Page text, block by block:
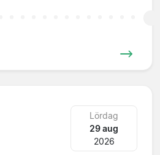
Lördag
29 aug
2026